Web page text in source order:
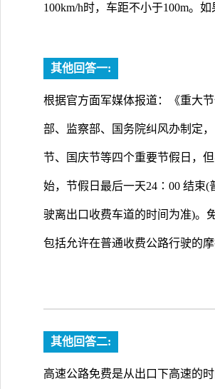
100km/h时，车距不小于100m。
其他回答一:
根据官方面军媒体报道：《重大
部、监察部、国务院纠风办制定
节、国庆节等四个重要节假日，
始，节假日最后一天24∶00 结束(
驶离出口收费车道的时间为准)。
包括允许在普通收费公路行驶的摩
其他回答二:
高速公路免费是从出口下高速的时